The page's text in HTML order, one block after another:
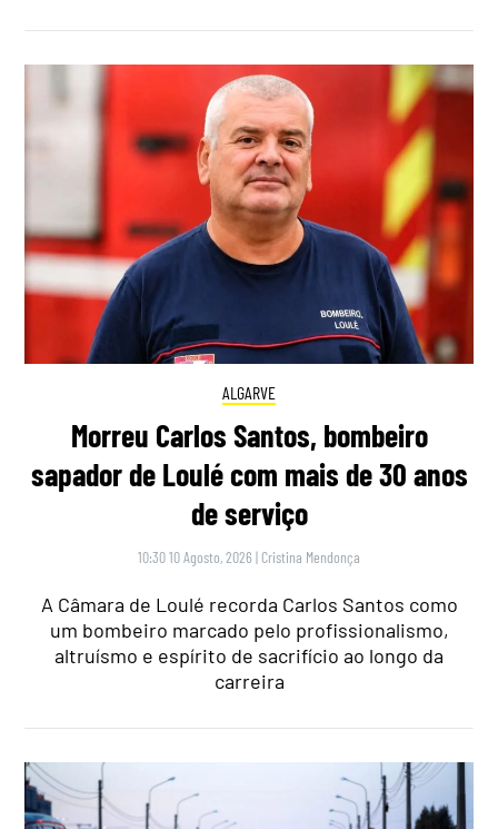
ALGARVE
Morreu Carlos Santos, bombeiro
sapador de Loulé com mais de 30 anos
de serviço
10:30 10 Agosto, 2026 | Cristina Mendonça
A Câmara de Loulé recorda Carlos Santos como
um bombeiro marcado pelo profissionalismo,
altruísmo e espírito de sacrifício ao longo da
carreira